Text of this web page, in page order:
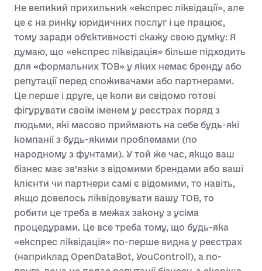
Не великий прихильник «експрес ліквідації», але
це є на ринку юридичних послуг і це працює,
тому заради об’єктивності скажу свою думку: Я
думаю, що «експрес ліквідація» більше підходить
для «формальних ТОВ» у яких немає бренду або
репутації перед споживачами або партнерами.
Це перше і друге, це коли ви свідомо готові
фігурувати своїм іменем у реєстрах поряд з
людьми, які масово приймають на себе будь-які
компанії з будь-якими проблемами (по
народному з фунтами). У той же час, якщо ваш
бізнес має зв’язки з відомими брендами або ваші
клієнти чи партнери самі є відомими, то навіть,
якщо довелось ліквідовувати вашу ТОВ, то
робити це треба в межах закону з усіма
процедурами. Це все треба тому, що будь-яка
«експрес ліквідація» по-перше видна у реєстрах
(наприклад OpenDataBot, YouControll), а по-